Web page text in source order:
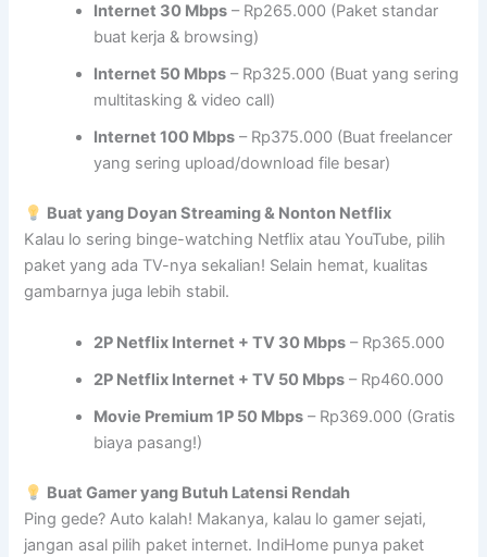
Internet 30 Mbps – Rp265.000 (Paket standar
buat kerja & browsing)
Internet 50 Mbps – Rp325.000 (Buat yang sering
multitasking & video call)
Internet 100 Mbps – Rp375.000 (Buat freelancer
yang sering upload/download file besar)
Buat yang Doyan Streaming & Nonton Netflix
Kalau lo sering binge-watching Netflix atau YouTube, pilih
paket yang ada TV-nya sekalian! Selain hemat, kualitas
gambarnya juga lebih stabil.
2P Netflix Internet + TV 30 Mbps – Rp365.000
2P Netflix Internet + TV 50 Mbps – Rp460.000
Movie Premium 1P 50 Mbps – Rp369.000 (Gratis
biaya pasang!)
Buat Gamer yang Butuh Latensi Rendah
Ping gede? Auto kalah! Makanya, kalau lo gamer sejati,
jangan asal pilih paket internet. IndiHome punya paket